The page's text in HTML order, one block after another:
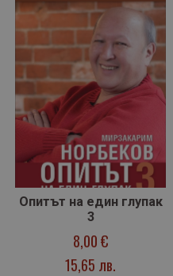
Опитът на един глупак
3
8,00 €
15,65 лв.